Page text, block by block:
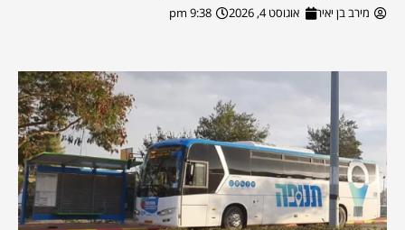
מירב בן יאיר אוגוסט 4, 2026 9:38 pm